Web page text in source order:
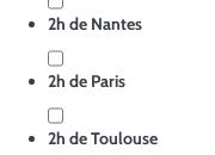
2h de Nantes
2h de Paris
2h de Toulouse